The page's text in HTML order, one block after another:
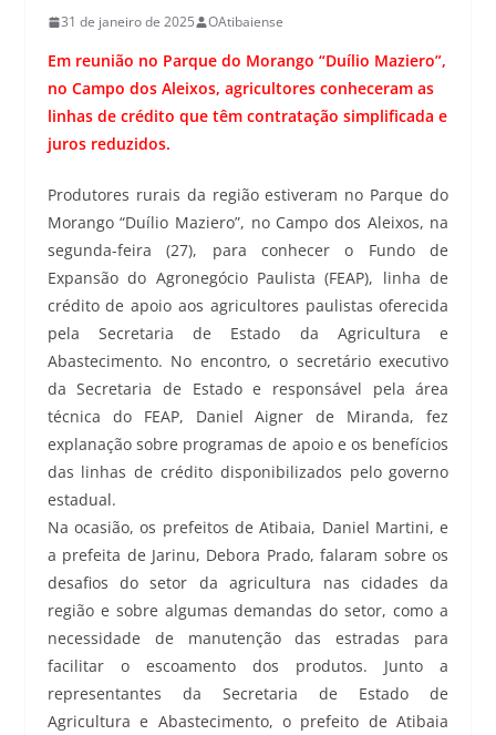
31 de janeiro de 2025 OAtibaiense
Em reunião no Parque do Morango “Duílio Maziero”,
no Campo dos Aleixos, agricultores conheceram as
linhas de crédito que têm contratação simplificada e
juros reduzidos.
Produtores rurais da região estiveram no Parque do
Morango “Duílio Maziero”, no Campo dos Aleixos, na
segunda-feira (27), para conhecer o Fundo de
Expansão do Agronegócio Paulista (FEAP), linha de
crédito de apoio aos agricultores paulistas oferecida
pela Secretaria de Estado da Agricultura e
Abastecimento. No encontro, o secretário executivo
da Secretaria de Estado e responsável pela área
técnica do FEAP, Daniel Aigner de Miranda, fez
explanação sobre programas de apoio e os benefícios
das linhas de crédito disponibilizados pelo governo
estadual.
Na ocasião, os prefeitos de Atibaia, Daniel Martini, e
a prefeita de Jarinu, Debora Prado, falaram sobre os
desafios do setor da agricultura nas cidades da
região e sobre algumas demandas do setor, como a
necessidade de manutenção das estradas para
facilitar o escoamento dos produtos. Junto a
representantes da Secretaria de Estado de
Agricultura e Abastecimento, o prefeito de Atibaia